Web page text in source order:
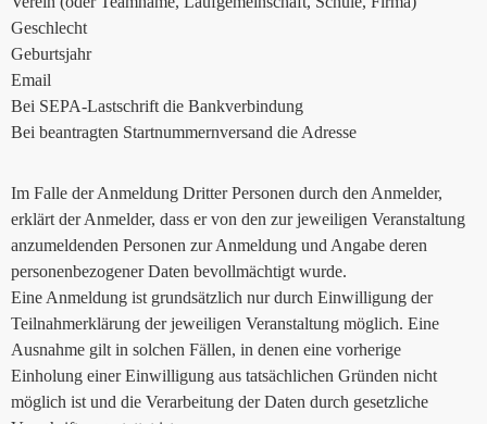
Geschlecht
Geburtsjahr
Email
Bei SEPA-Lastschrift die Bankverbindung
Bei beantragten Startnummernversand die Adresse
Im Falle der Anmeldung Dritter Personen durch den Anmelder,
erklärt der Anmelder, dass er von den zur jeweiligen Veranstaltung
anzumeldenden Personen zur Anmeldung und Angabe deren
personenbezogener Daten bevollmächtigt wurde.
Eine Anmeldung ist grundsätzlich nur durch Einwilligung der
Teilnahmerklärung der jeweiligen Veranstaltung möglich. Eine
Ausnahme gilt in solchen Fällen, in denen eine vorherige
Einholung einer Einwilligung aus tatsächlichen Gründen nicht
möglich ist und die Verarbeitung der Daten durch gesetzliche